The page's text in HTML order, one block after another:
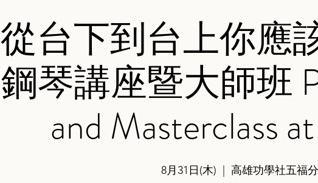
從台下到台上你應
鋼琴講座暨大師班
and Masterclass
8月31日(木) 高雄功學社五福